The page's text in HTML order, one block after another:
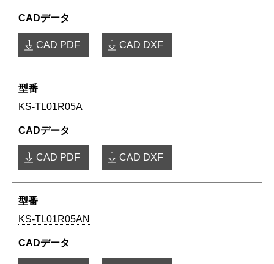
CAD PDF CAD DXF
KS-TL01R05A
CAD PDF CAD DXF
KS-TL01R05AN